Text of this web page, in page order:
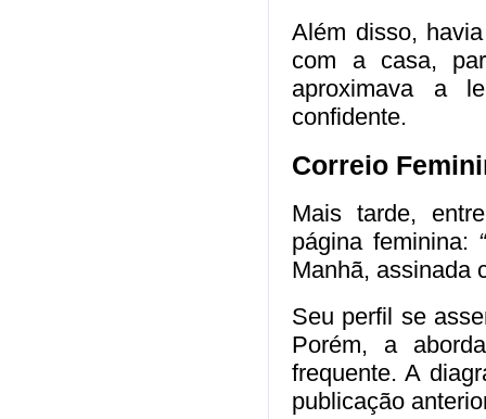
Além disso,
com a casa,
aproximava a
confidente.
Correio
Mais tarde,
página feminina:
Manhã, assinada
Seu perfil se
Porém, a
frequente. A
publicação